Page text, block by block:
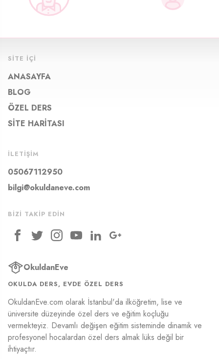
SITE İÇI
ANASAYFA
BLOG
ÖZEL DERS
SITE HARITASI
İLETIŞIM
05067112950
bilgi@okuldaneve.com
BIZI TAKIP EDIN
OkuldanEve
OKULDA DERS, EVDE ÖZEL DERS
OkuldanEve.com olarak İstanbul'da ilköğretim, lise ve
üniversite düzeyinde özel ders ve eğitim koçluğu
vermekteyiz. Devamlı değişen eğitim sisteminde dinamik ve
profesyonel hocalardan özel ders almak lüks değil bir
ihtiyaçtır.